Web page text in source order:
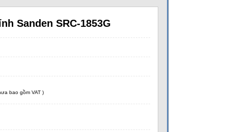
Sanden SRC-1853G
bao gồm VAT )